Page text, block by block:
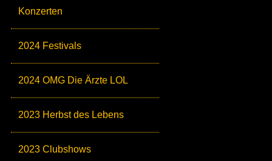
Konzerten
2024 Festivals
2024 OMG Die Ärzte LOL
2023 Herbst des Lebens
2023 Clubshows